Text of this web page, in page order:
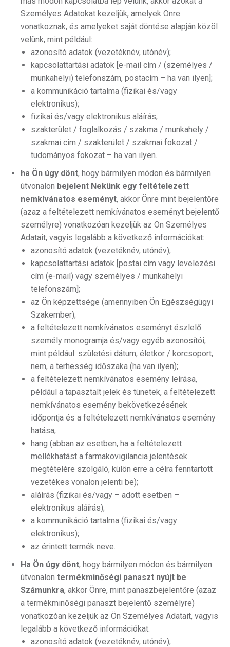
Személyes Adatokat kezeljük, amelyek Önre
vonatkoznak, és amelyeket saját döntése alapján közöl
velünk, mint például:
azonosító adatok (vezetéknév, utónév);
kapcsolattartási adatok [e-mail cím / (személyes /
munkahelyi) telefonszám, postacím – ha van ilyen];
a kommunikáció tartalma (fizikai és/vagy
elektronikus);
fizikai és/vagy elektronikus aláírás;
szakterület / foglalkozás / szakma / munkahely /
szakmai cím / szakterület / szakmai fokozat /
tudományos fokozat – ha van ilyen.
ha Ön úgy dönt, hogy bármilyen módon és bármilyen
útvonalon bejelent Nekünk egy feltételezett
nemkívánatos eseményt, akkor Önre mint bejelentőre
(azaz a feltételezett nemkívánatos eseményt bejelentő
személyre) vonatkozóan kezeljük az Ön Személyes
Adatait, vagyis legalább a következő információkat:
azonosító adatok (vezetéknév, utónév);
kapcsolattartási adatok [postai cím vagy levelezési
cím (e-mail) vagy személyes / munkahelyi
telefonszám];
az Ön képzettsége (amennyiben Ön Egészségügyi
Szakember);
a feltételezett nemkívánatos eseményt észlelő
személy monogramja és/vagy egyéb azonosítói,
mint például: születési dátum, életkor / korcsoport,
nem, a terhesség időszaka (ha van ilyen);
a feltételezett nemkívánatos esemény leírása,
például a tapasztalt jelek és tünetek, a feltételezett
nemkívánatos esemény bekövetkezésének
időpontja és a feltételezett nemkívánatos esemény
hatása;
hang (abban az esetben, ha a feltételezett
mellékhatást a farmakovigilancia jelentések
megtételére szolgáló, külön erre a célra fenntartott
vezetékes vonalon jelenti be);
aláírás (fizikai és/vagy – adott esetben –
elektronikus aláírás);
a kommunikáció tartalma (fizikai és/vagy
elektronikus);
az érintett termék neve.
Ha Ön úgy dönt, hogy bármilyen módon és bármilyen
útvonalon termékminőségi panaszt nyújt be
Számunkra, akkor Önre, mint panaszbejelentőre (azaz
a termékminőségi panaszt bejelentő személyre)
vonatkozóan kezeljük az Ön Személyes Adatait, vagyis
legalább a következő információkat:
azonosító adatok (vezetéknév, utónév);